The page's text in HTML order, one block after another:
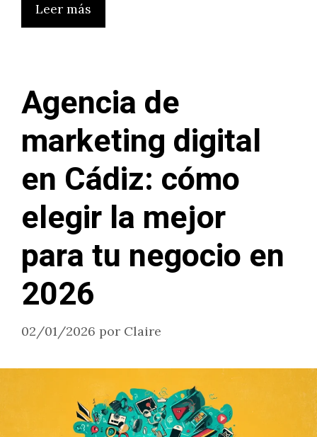
Leer más
Agencia de
marketing digital
en Cádiz: cómo
elegir la mejor
para tu negocio en
2026
02/01/2026 por Claire